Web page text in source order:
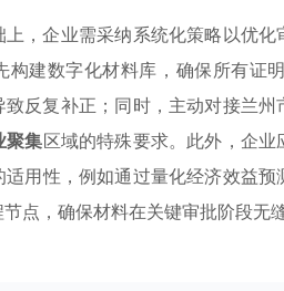
，企业需采纳系统化策略以优
构建数字化材料库，确保所有证
反复补正；同时，主动对接兰
聚集区域的特殊要求。此外，企
适用性，例如通过量化经济效益
点，确保材料在关键审批阶段无